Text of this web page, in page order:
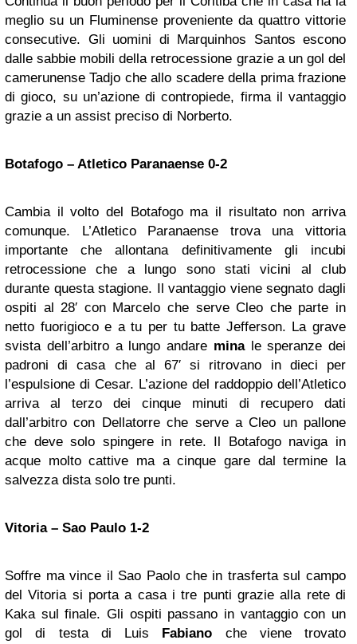
meglio su un Fluminense proveniente da quattro vittorie
consecutive. Gli uomini di Marquinhos Santos escono
dalle sabbie mobili della retrocessione grazie a un gol del
camerunense Tadjo che allo scadere della prima frazione
di gioco, su un’azione di contropiede, firma il vantaggio
grazie a un assist preciso di Norberto.
Botafogo – Atletico Paranaense 0-2
Cambia il volto del Botafogo ma il risultato non arriva
comunque. L’Atletico Paranaense trova una vittoria
importante che allontana definitivamente gli incubi
retrocessione che a lungo sono stati vicini al club
durante questa stagione. Il vantaggio viene segnato dagli
ospiti al 28′ con Marcelo che serve Cleo che parte in
netto fuorigioco e a tu per tu batte Jefferson. La grave
svista dell’arbitro a lungo andare minale speranze dei
padroni di casa che al 67′ si ritrovano in dieci per
l’espulsione di Cesar. L’azione del raddoppio dell’Atletico
arriva al terzo dei cinque minuti di recupero dati
dall’arbitro con Dellatorre che serve a Cleo un pallone
che deve solo spingere in rete. Il Botafogo naviga in
acque molto cattive ma a cinque gare dal termine la
salvezza dista solo tre punti.
Vitoria – Sao Paulo 1-2
Soffre ma vince il Sao Paolo che in trasferta sul campo
del Vitoria si porta a casa i tre punti grazie alla rete di
Kaka sul finale. Gli ospiti passano in vantaggio con un
gol di testa di Luis
Fabiano che viene trovato